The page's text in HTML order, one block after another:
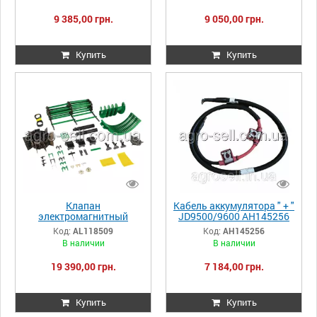
9 385,00 грн.
Купить
9 050,00 грн.
Купить
Клапан
электромагнитный
(соленоид) (AL118510),
JD6920/7520 AL118509
Код: AL118509
В наличии
19 390,00 грн.
Купить
Кабель аккумулятора " + "
JD9500/9600 AH145256
Код: AH145256
В наличии
7 184,00 грн.
Купить